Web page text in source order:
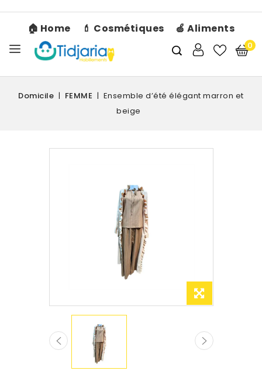
🏠 Home 💄 Cosmétiques 🍏 Aliments
0
Domicile FEMME
Ensemble d’été élégant marron et
beige